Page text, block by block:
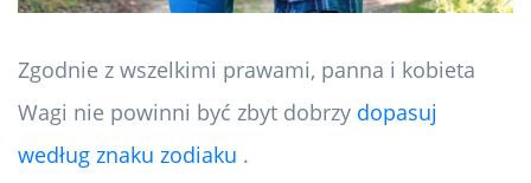
Zgodnie z wszelkimi prawami, panna i kobieta
Wagi nie powinni być zbyt dobrzy dopasuj
według znaku zodiaku .